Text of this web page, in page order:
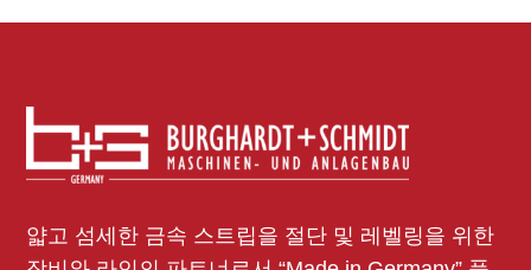
얇고 섬세한 금속 스트립을 절단 및 레벨링을 위한